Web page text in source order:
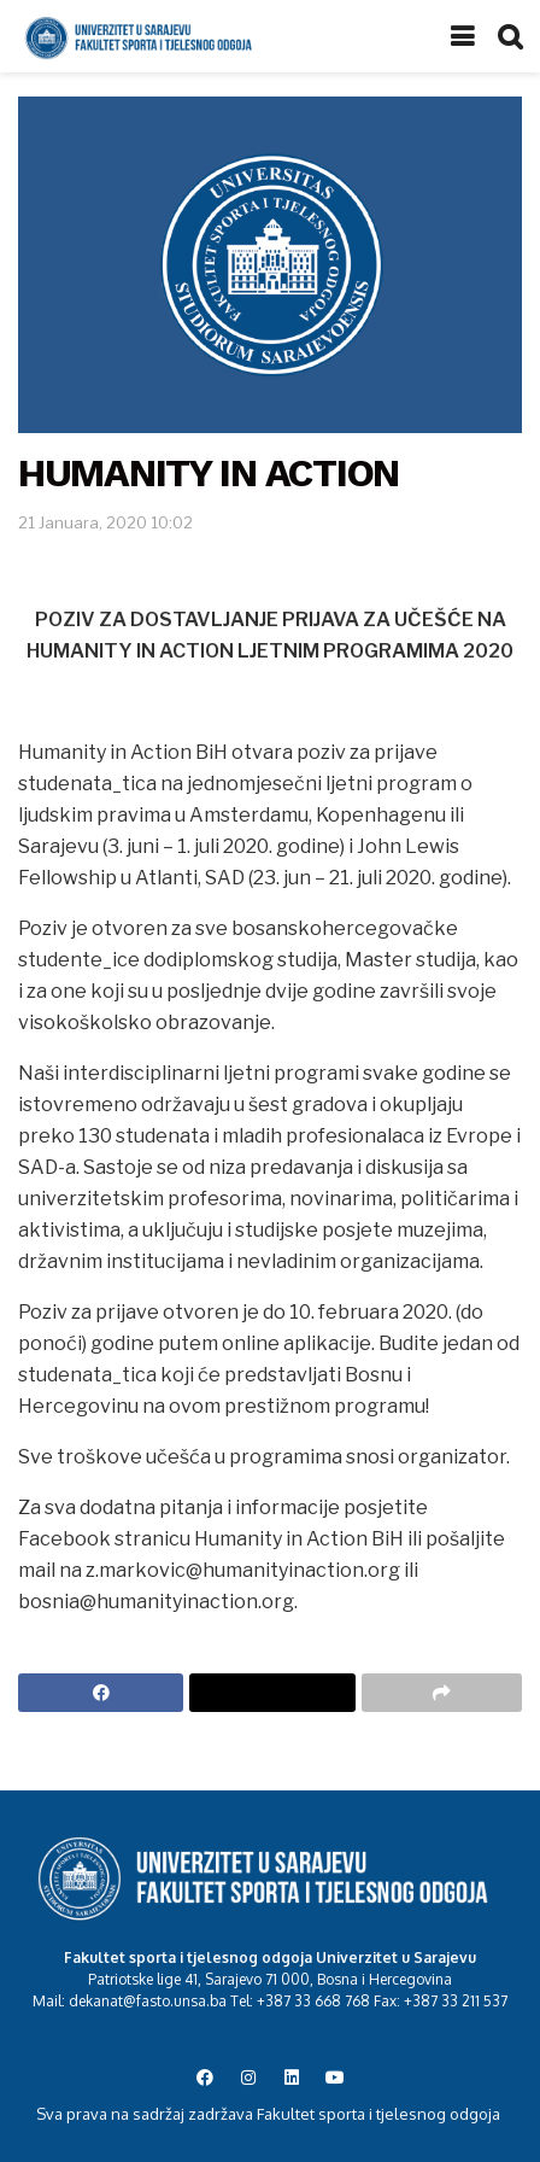
HUMANITY IN ACTION
21 Januara, 2020 10:02
POZIV ZA DOSTAVLJANJE PRIJAVA ZA UČEŠĆE NA
HUMANITY IN ACTION LJETNIM PROGRAMIMA 2020
Humanity in Action BiH otvara poziv za prijave
studenata_tica na jednomjesečni ljetni program o
ljudskim pravima u Amsterdamu, Kopenhagenu ili
Sarajevu (3. juni – 1. juli 2020. godine) i John Lewis
Fellowship u Atlanti, SAD (23. jun – 21. juli 2020. godine).
Poziv je otvoren za sve bosanskohercegovačke
studente_ice dodiplomskog studija, Master studija, kao
i za one koji su u posljednje dvije godine završili svoje
visokoškolsko obrazovanje.
Naši interdisciplinarni ljetni programi svake godine se
istovremeno održavaju u šest gradova i okupljaju
preko 130 studenata i mladih profesionalaca iz Evrope i
SAD-a. Sastoje se od niza predavanja i diskusija sa
univerzitetskim profesorima, novinarima, političarima i
aktivistima, a uključuju i studijske posjete muzejima,
državnim institucijama i nevladinim organizacijama.
Poziv za prijave otvoren je do 10. februara 2020. (do
ponoći) godine putem online aplikacije. Budite jedan od
studenata_tica koji će predstavljati Bosnu i
Hercegovinu na ovom prestižnom programu!
Sve troškove učešća u programima snosi organizator.
Za sva dodatna pitanja i informacije posjetite
Facebook stranicu Humanity in Action BiH ili pošaljite
mail na z.markovic@humanityinaction.org ili
bosnia@humanityinaction.org.
Fakultet sporta i tjelesnog odgoja Univerzitet u Sarajevu
Patriotske lige 41, Sarajevo 71 000, Bosna i Hercegovina
Mail: dekanat@fasto.unsa.ba Tel: +387 33 668 768 Fax: +387 33 211 537
Sva prava na sadržaj zadržava Fakultet sporta i tjelesnog odgoja